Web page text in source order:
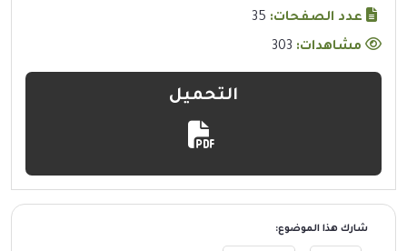
عدد الصفحات: 35
مشاهدات:
التحميل
شارك هذا الموضوع: